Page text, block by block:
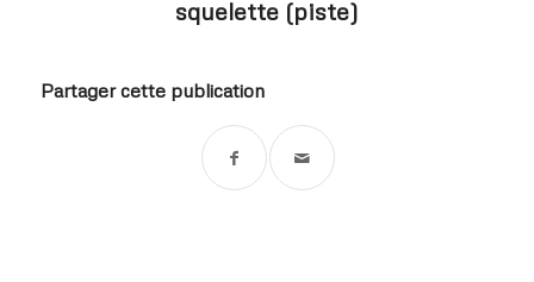
squelette (piste)
Partager cette publication